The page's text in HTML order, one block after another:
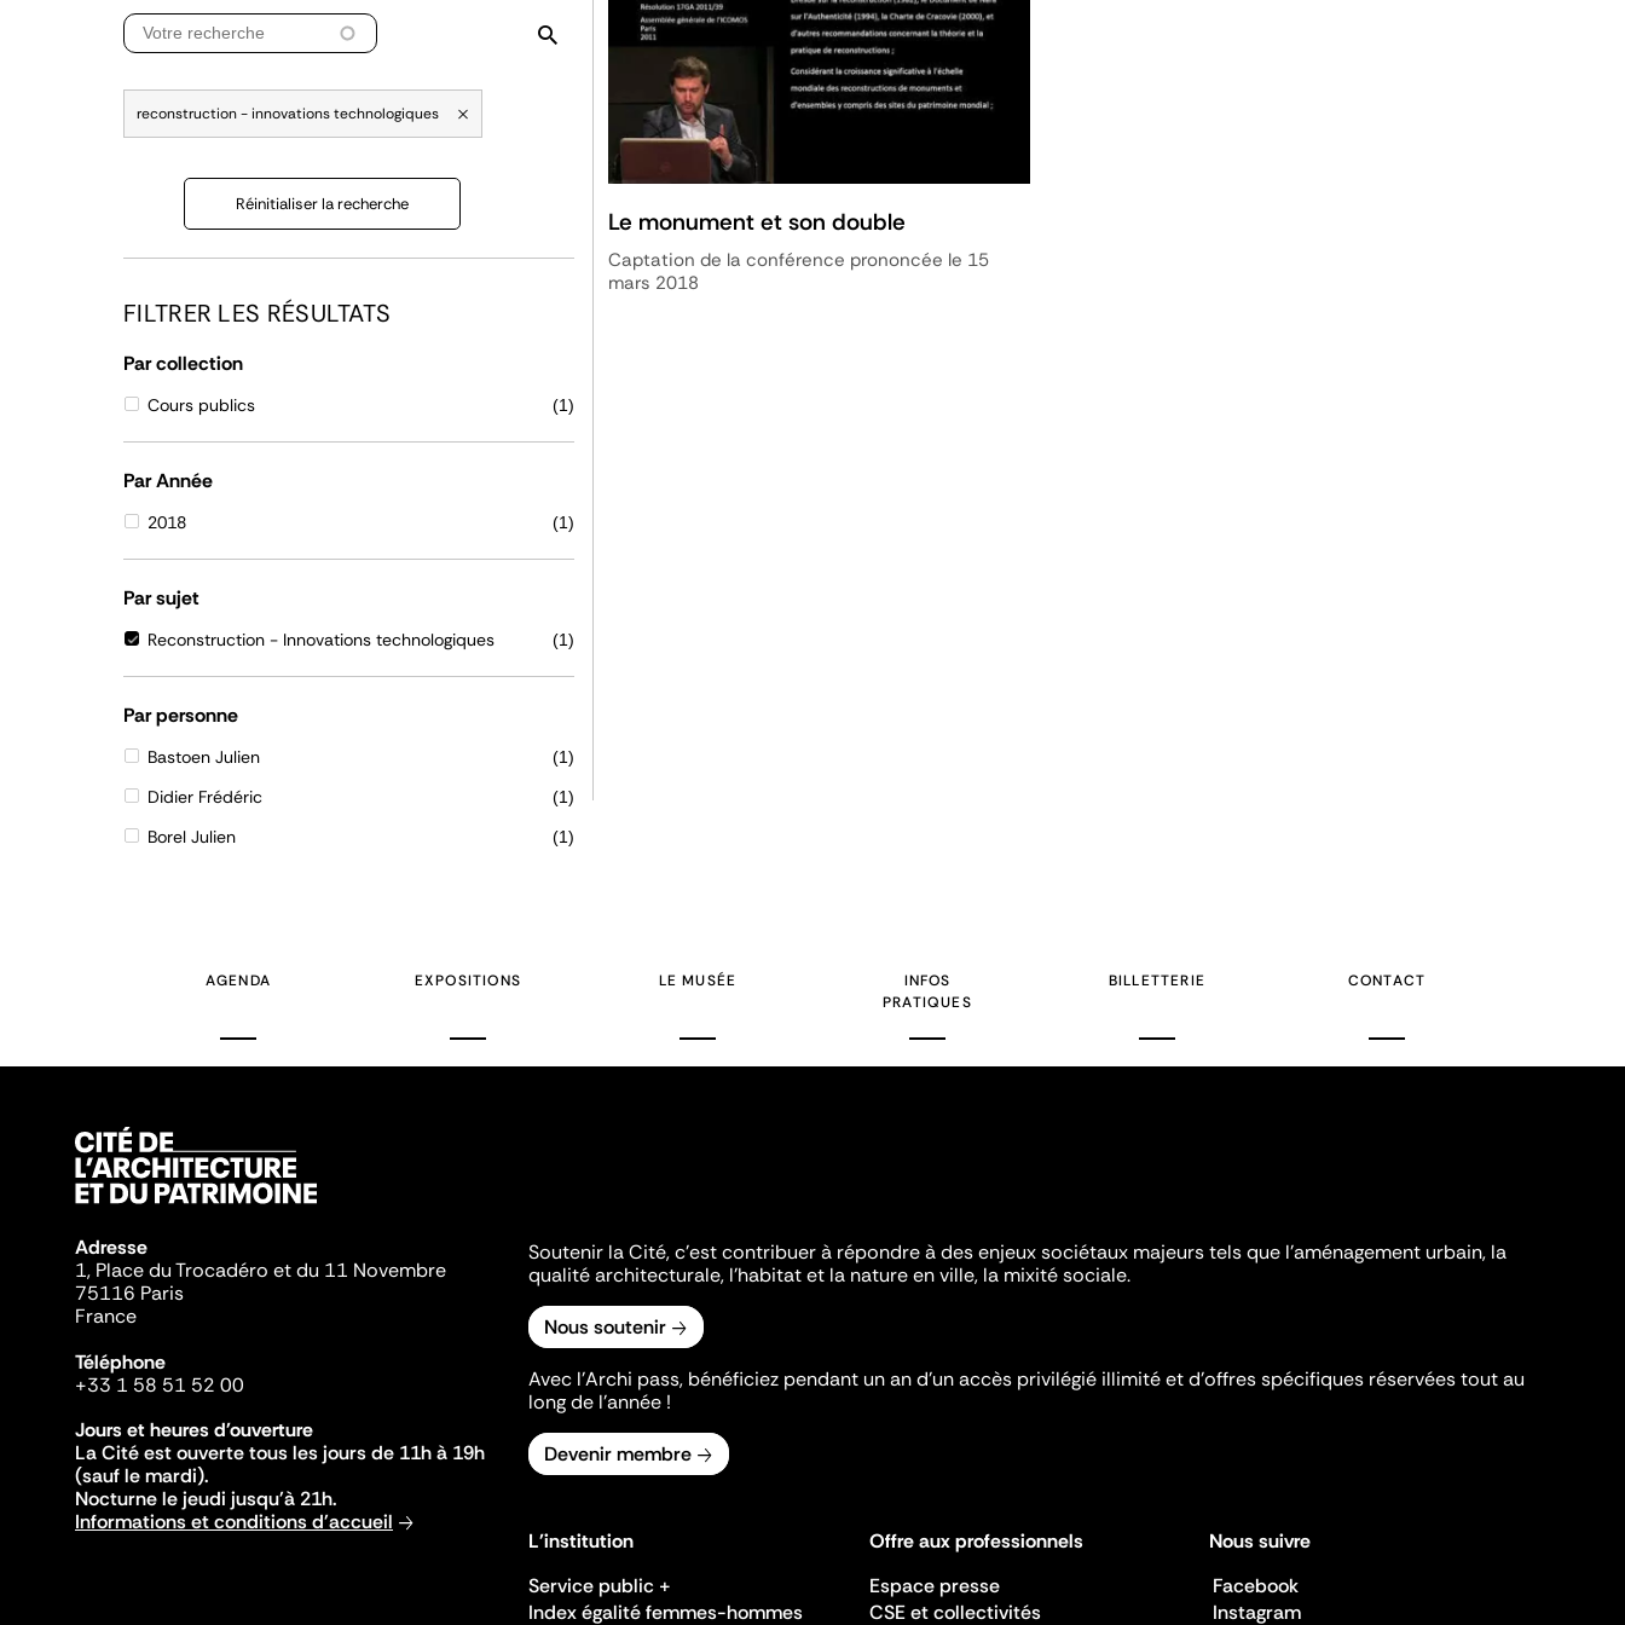
reconstruction - innovations technologiques
Réinitialiser la recherche
FILTRER LES RÉSULTATS
Par collection
Cours publics (1)
Par Année
2018 (1)
Par sujet
Reconstruction - Innovations technologiques (1)
Par personne
Bastoen Julien (1)
Didier Frédéric (1)
Borel Julien (1)
Le monument et son double
Captation de la conférence prononcée le 15
mars 2018
AGENDA EXPOSITIONS LE MUSÉE
INFOS
PRATIQUES
BILLETTERIE CONTACT
Adresse
1, Place du Trocadéro et du 11 Novembre
75116 Paris
France
Téléphone
+33 1 58 51 52 00
Jours et heures d'ouverture
La Cité est ouverte tous les jours de 11h à 19h
(sauf le mardi).
Nocturne le jeudi jusqu'à 21h.
Informations et conditions d'accueil
Soutenir la Cité, c'est contribuer à répondre à des enjeux sociétaux majeurs tels que l'aménagement urbain, la
qualité architecturale, l'habitat et la nature en ville, la mixité sociale.
Nous soutenir
Avec l’Archi pass, bénéficiez pendant un an d’un accès privilégié illimité et d’offres spécifiques réservées tout au
long de l’année !
Devenir membre
L'institution
Service public +
Index égalité femmes-hommes
Offre aux professionnels
Espace presse
CSE et collectivités
Nous suivre
Facebook
Instagram